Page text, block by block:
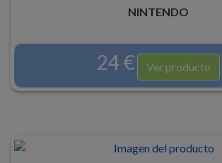
NINTENDO
24 € Ver producto